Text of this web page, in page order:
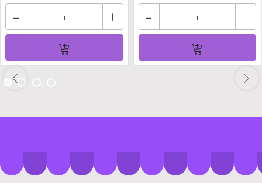
- + - +